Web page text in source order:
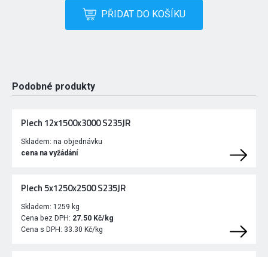
PŘIDAT DO KOŠÍKU
Podobné produkty
Plech 12x1500x3000 S235JR
Skladem: na objednávku
cena na vyžádání
Plech 5x1250x2500 S235JR
Skladem: 1259 kg
Cena bez DPH: 27.50 Kč/kg
Cena s DPH: 33.30 Kč/kg